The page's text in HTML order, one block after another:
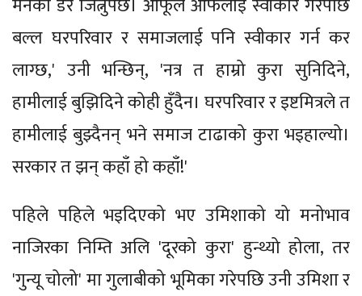
मनको डर जित्नुपर्छ। आफूले आफैलाई स्वीकार गरेपछि
बल्ल घरपरिवार र समाजलाई पनि स्वीकार गर्न कर
लाग्छ,' उनी भन्छिन्, 'नत्र त हाम्रो कुरा सुनिदिने,
हामीलाई बुझिदिने कोही हुँदैन। घरपरिवार र इष्टमित्रले त
हामीलाई बुझ्दैनन् भने समाज टाढाको कुरा भइहाल्यो।
सरकार त झन् कहाँ हो कहाँ!'
पहिले पहिले भइदिएको भए उमिशाको यो मनोभाव
नाजिरका निम्ति अलि 'दूरको कुरा' हुन्थ्यो होला, तर
'गुन्यू चोलो' मा गुलाबीको भूमिका गरेपछि उनी उमिशा र